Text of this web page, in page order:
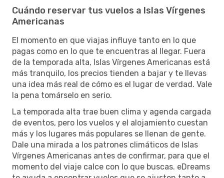
Cuándo reservar tus vuelos a Islas Vírgenes
Americanas
El momento en que viajas influye tanto en lo que
pagas como en lo que te encuentras al llegar. Fuera
de la temporada alta, Islas Vírgenes Americanas está
más tranquilo, los precios tienden a bajar y te llevas
una idea más real de cómo es el lugar de verdad. Vale
la pena tomárselo en serio.
La temporada alta trae buen clima y agenda cargada
de eventos, pero los vuelos y el alojamiento cuestan
más y los lugares más populares se llenan de gente.
Dale una mirada a los patrones climáticos de Islas
Vírgenes Americanas antes de confirmar, para que el
momento del viaje calce con lo que buscas. eDreams